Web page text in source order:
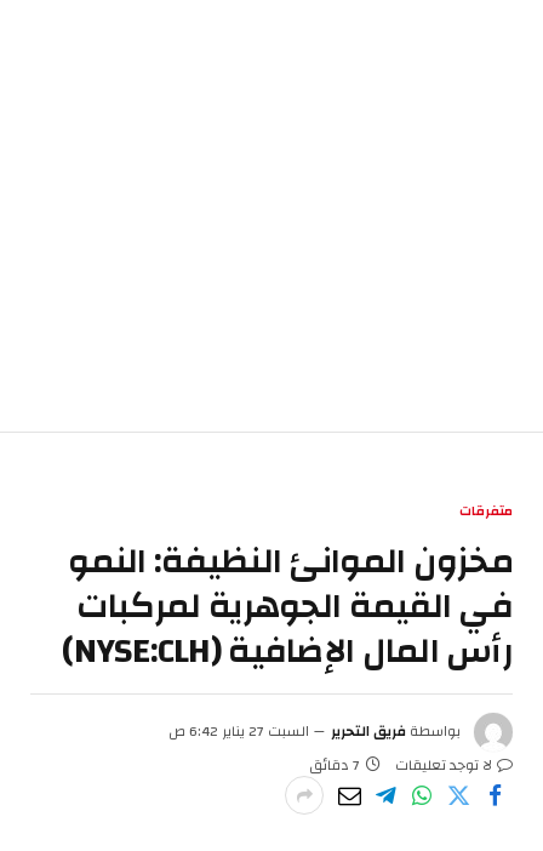
متفرقات
مخزون الموانئ النظيفة: النمو
في القيمة الجوهرية لمركبات
رأس المال الإضافية (NYSE:CLH)
بواسطةفريق التحرير
السبت 27 يناير 6:42 ص
لا توجد تعليقات
7 دقائق